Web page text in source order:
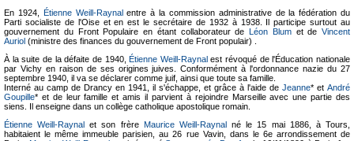
En 1924, Étienne Weill-Raynalentre à la commission administrative de la fédération du
Parti socialiste de l'Oise et en est le secrétaire de 1932 à 1938. Il participe surtout au
gouvernement du Front Populaire en étant collaborateur de Léon Blumet de Vincent
Auriol (ministre des finances du gouvernement de Front populair) .
À la suite de la défaite de 1940,Étienne Weill-Raynalest révoqué de l'Éducation nationale
par Vichy en raison de ses origines juives. Conformément à l'ordonnance nazie du 27
septembre 1940, il va se déclarer comme juif, ainsi que toute sa famille.
Interné au camp de Drancy en 1941, il s'échappe, et grâce à l'aide de Jeanne* et André
Goupille* et de leur famille et amis il parvient à rejoindre Marseille avec une partie des
siens. Il enseigne dans un collège catholique apostolique romain.
Étienne Weill-Raynal et son frère Maurice Weill-Raynalné le 15 mai 1886, à Tours,
habitaient le même immeuble parisien, au 26 rue Vavin, dans le 6e arrondissement de